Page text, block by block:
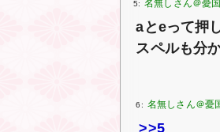
5:
aとeって押
スペルも分
6:
>>5